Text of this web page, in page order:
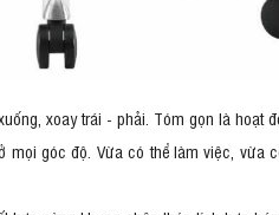
xoay trái - phải. Tóm gọn là hoạt
mọi góc độ. Vừa có thể làm việc,